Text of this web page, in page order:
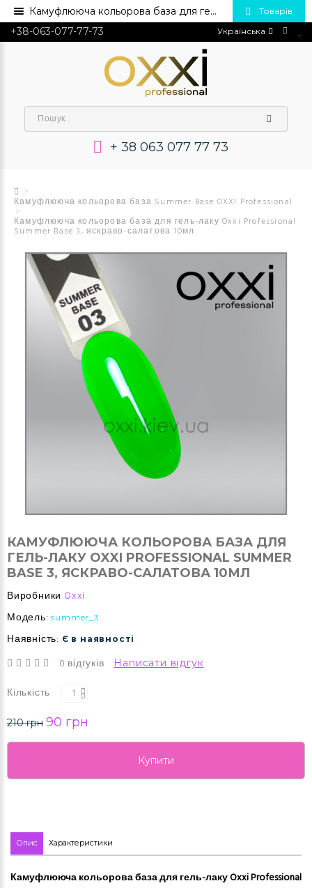
+38-063-077-77-73 Українська
+ 38 063 077 77 73
Товарів
Камуфлююча кольорова база Summer Base OXXI Professional
Камуфлююча кольорова база для гель-лаку Oxxi Professional
Summer Base 3, яскраво-салатова 10мл
КАМУФЛЮЮЧА КОЛЬОРОВА БАЗА ДЛЯ
ГЕЛЬ-ЛАКУ OXXI PROFESSIONAL SUMMER
BASE 3, ЯСКРАВО-САЛАТОВА 10МЛ
Виробники Oxxi
Модель: summer_3
Наявність: Є в наявності
0 відгуків Написати відгук
Кількість
210 грн 90 грн
Купити
Опис Характеристики
Камуфлююча кольорова база для гель-лаку Oxxi Professional
Камуфлююча кольорова база для гель-лаку Oxxi Professional Summer Base 3, яскраво-салатова 10мл 💅 Купити в Україні опт та роздріб